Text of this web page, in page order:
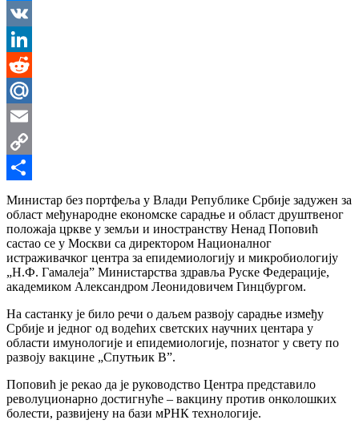
Messenger
VK
LinkedIn
Reddit
Mail.Ru
Email
Copy
Link
Share
Министар без портфеља у Влади Републике Србије задужен за
област међународне економске сарадње и област друштвеног
положаја цркве у земљи и иностранству Ненад Поповић
састао се у Москви са директором Националног
истраживачког центра за епидемиологију и микробиологију
„Н.Ф. Гамалејаˮ Министарства здравља Руске Федерације,
академиком Александром Леонидовичем Гинцбургом.
На састанку је било речи о даљем развоју сарадње између
Србије и једног од водећих светских научних центара у
области имунологије и епидемиологије, познатог у свету по
развоју вакцине „Спутњик Вˮ.
Поповић је рекао да је руководство Центра представило
револуционарно достигнуће – вакцину против онколошких
болести, развијену на бази мРНК технологије.